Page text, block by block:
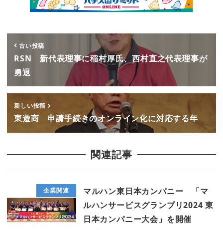
古い投稿
RSN 新代表理事に稲村厚氏、西村直之代表理事が
勇退
新しい投稿
東遊商 申請手続きのオンライン化に対応する年
関連記事
企業関連
マルハン東日本カンパニー 「マ
ルハンサービスグランプリ2024 東
日本カンパニー大会」を開催